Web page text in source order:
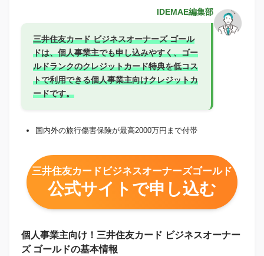
IDEMAE編集部
三井住友カード ビジネスオーナーズ ゴール
ドは、個人事業主でも申し込みやすく、ゴー
ルドランクのクレジットカード特典を低コス
トで利用できる個人事業主向けクレジットカ
ードです。
国内外の旅行傷害保険が最高2000万円まで付帯
三井住友カードビジネスオーナーズゴールド
公式サイトで申し込む
個人事業主向け！三井住友カード ビジネスオーナー
ズ ゴールドの基本情報